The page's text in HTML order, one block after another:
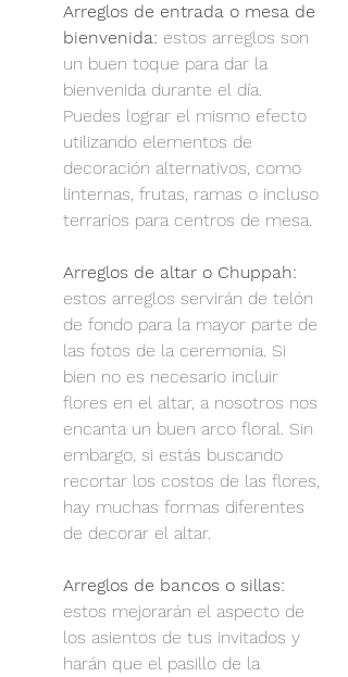
Arreglos de entrada o mesa de
bienvenida: estos arreglos son
un buen toque para dar la
bienvenida durante el día.
Puedes lograr el mismo efecto
utilizando elementos de
decoración alternativos, como
linternas, frutas, ramas o incluso
terrarios para centros de mesa.
Arreglos de altar o Chuppah:
estos arreglos servirán de telón
de fondo para la mayor parte de
las fotos de la ceremonia. Si
bien no es necesario incluir
flores en el altar, a nosotros nos
encanta un buen arco floral. Sin
embargo, si estás buscando
recortar los costos de las flores,
hay muchas formas diferentes
de decorar el altar.
Arreglos de bancos o sillas:
estos mejorarán el aspecto de
los asientos de tus invitados y
harán que el pasillo de la